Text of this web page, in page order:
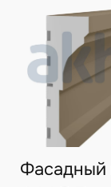
Фасадный